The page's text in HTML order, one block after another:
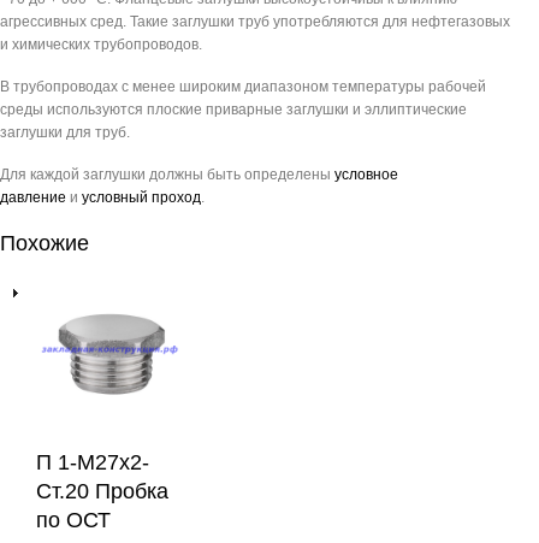
агрессивных сред. Такие заглушки труб употребляются для нефтегазовых
и химических трубопроводов.
В трубопроводах с менее широким диапазоном температуры рабочей
среды используются плоские приварные заглушки и эллиптические
заглушки для труб.
Для каждой заглушки должны быть определены условное
давление и условный проход.
Похожие
П 1-М27х2-
Ст.20 Пробка
по ОСТ